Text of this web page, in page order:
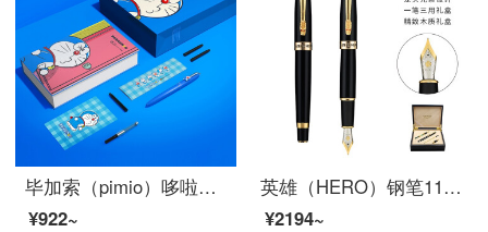
毕加索（pimio）哆啦A梦联名款机器猫钢笔礼盒套装叮当猫男女生学生用成人练字笔931经典蓝
¥922~
英雄（HERO）钢笔1111黑色（1+2）铱金钢笔组合套墨水笔龙夹明尖
¥2194~